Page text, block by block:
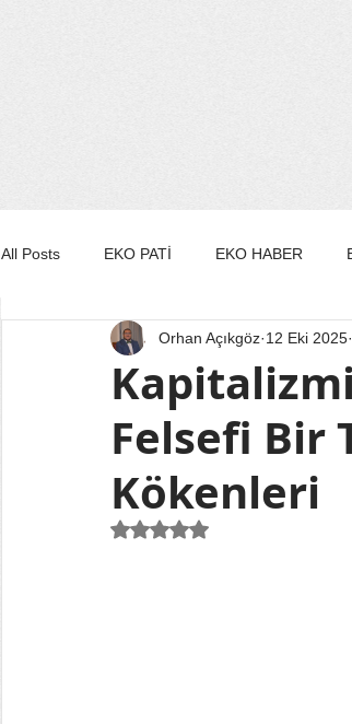
All Posts EKO PATİ EKO HABER
EKO MUTFAK EKO STİL/MODA/
EKO TURİZM EKO YAŞAM EKO
EE YEŞİL ÇEMBER KULÜBÜ
Felsefi Bir
Kökenleri
Orhan Açıkgöz 12 Eki 2025
5 üzerinden NaN yıldız